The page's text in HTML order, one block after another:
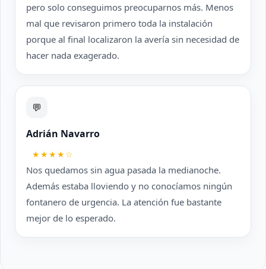
pero solo conseguimos preocuparnos más. Menos
mal que revisaron primero toda la instalación
porque al final localizaron la avería sin necesidad de
hacer nada exagerado.
💬
Adrián Navarro
★★★★☆
Nos quedamos sin agua pasada la medianoche.
Además estaba lloviendo y no conocíamos ningún
fontanero de urgencia. La atención fue bastante
mejor de lo esperado.